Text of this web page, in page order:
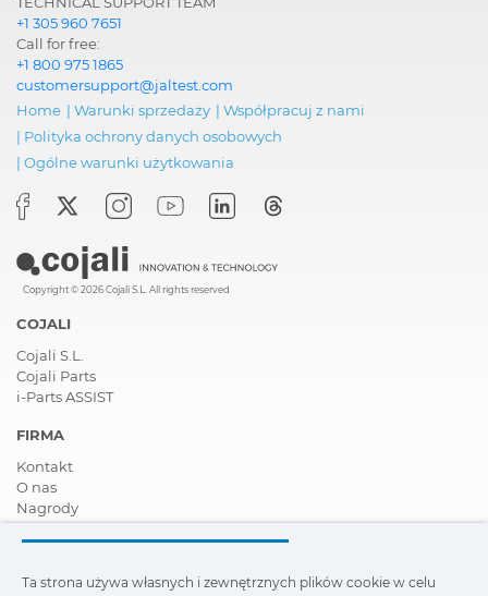
+1 305 960 7651
Call for free:
+1 800 975 1865
customersupport@jaltest.com
Home | Warunki sprzedaży | Współpracuj z nami
| Polityka ochrony danych osobowych
| Ogólne warunki użytkowania
Copyright © 2026 Cojali S.L. All rights reserved
COJALI
Cojali S.L.
Cojali Parts
i-Parts ASSIST
FIRMA
Kontakt
O nas
Nagrody
Certyfikaty
Aktualności
Ta strona używa własnych i zewnętrznych plików cookie w celu